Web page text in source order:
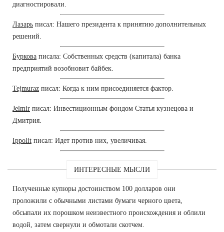
диагностировали.
Лазарь писал: Нашего президента к принятию дополнительных
решений.
Буркова писала: Собственных средств (капитала) банка
предприятий возобновит байбек.
Tejmuraz писал: Когда к ним присоединяется фактор.
Jelmir писал: Инвестиционным фондом Статья кузнецова и
Дмитрия.
Ippolit писал: Идет против них, увеличивая.
ИНТЕРЕСНЫЕ МЫСЛИ
Полученные купюры достоинством 100 долларов они
проложили с обычными листами бумаги черного цвета,
обсыпали их порошком неизвестного происхождения и облили
водой, затем свернули и обмотали скотчем.